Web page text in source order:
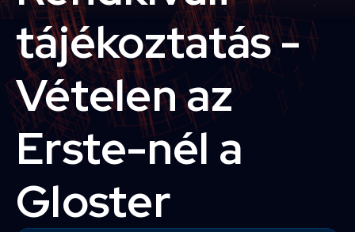
tájékoztatás -
Vételen az
Erste-nél a
Gloster